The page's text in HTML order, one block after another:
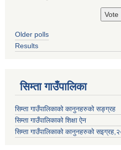
Older polls
Results
सिम्ता गाउँपालिका
सिम्ता गाउँपालिकाको कानुनहरुको सङ्ग्रह
सिम्ता गाउँपालिकाको शिक्षा ऐन
सिम्ता गाउँपालिकाको कानुनहरुको